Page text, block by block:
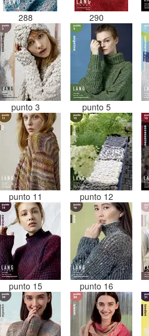
288 290
punto 3 punto 5
punto 11 punto 12
punto 15 punto 16